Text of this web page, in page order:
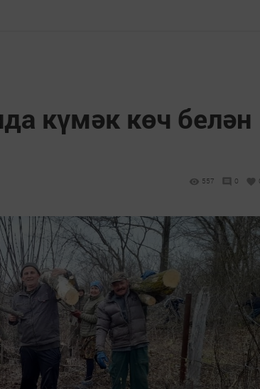
күмәк көч белән
557 0